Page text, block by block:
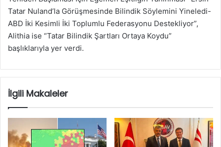
Tatar Nuland’la Görüşmesinde Bilindik Söylemini Yineledi-
ABD İki Kesimli İki Toplumlu Federasyonu Destekliyor”,
Alithia ise “Tatar Bilindik Şartları Ortaya Koydu”
başlıklarıyla yer verdi.
İlgili Makaleler